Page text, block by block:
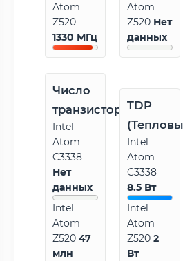
Atom
Z520
1330 МГц
Atom
Z520 Нет
данных
Число
транзисторов
Intel
Atom
C3338
Нет
данных
Intel
Atom
Z520 47
млн
TDP
Intel
Atom
C3338
8.5 Вт
Intel
Atom
Z5202
Вт